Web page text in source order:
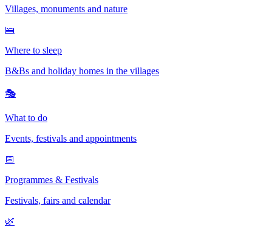
Villages, monuments and nature
🛌
Where to sleep
B&Bs and holiday homes in the villages
🎭
What to do
Events, festivals and appointments
📅
Programmes & Festivals
Festivals, fairs and calendar
🌿